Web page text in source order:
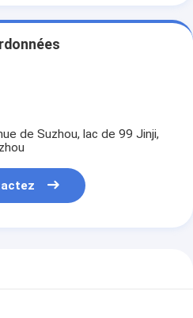
de Suzhou, lac de 99 Jinji,